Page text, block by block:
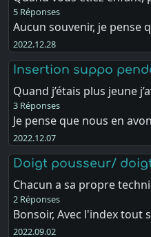
5 Réponses
Aucun souvenir, je pense
2022.12.28
Insertion suppo
Quand j’étais plus jeune
3 Réponses
Je pense que nous en
2022.12.07
Doigt pousseur/
Chacun a sa propre
2 Réponses
Bonsoir, Avec l'index tout
2022.09.02